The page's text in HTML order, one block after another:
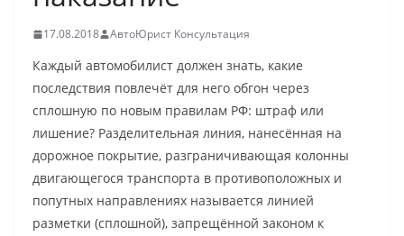
17.08.2018 АвтоЮрист Консультация
Каждый автомобилист должен знать, какие
последствия повлечёт для него обгон через
сплошную по новым правилам РФ: штраф или
лишение? Разделительная линия, нанесённая на
дорожное покрытие, разграничивающая колонны
двигающегося транспорта в противоположных и
попутных направлениях называется линией
разметки (сплошной), запрещённой законом к